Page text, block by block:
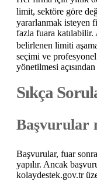
limit, sektöre göre
yararlanmak isteyen
fazla fuara katılabilir.
belirlenen limiti
seçimi ve
yönetilmesi
Sıkça
Başvurular
Başvurular, fuar
yapılır. Ancak
kolaydestek.gov.tr